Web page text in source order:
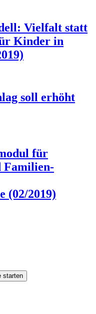
Vielfalt statt
Kinder in
soll erhöht
für
Familien-
(02/2019)